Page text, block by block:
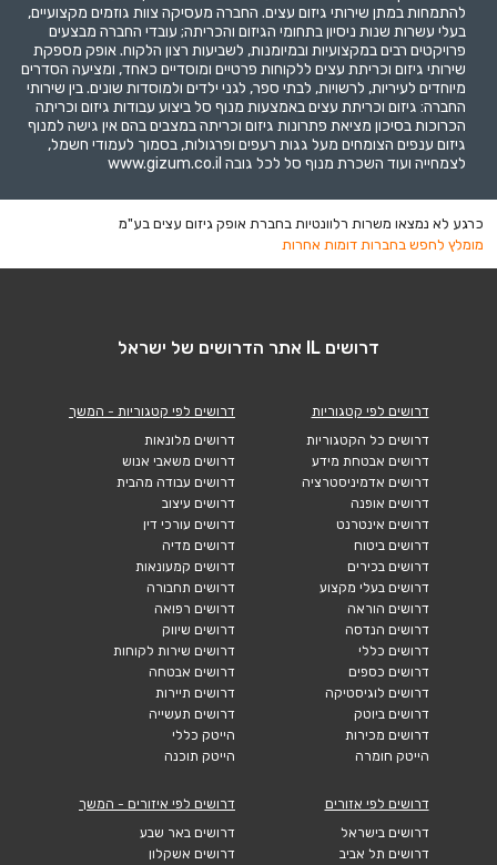
להתמחות במתן שירותי גיזום עצים. החברה מעסיקה צוות גוזמים מקצועיים,
בעלי עשרות שנות ניסיון בתחומי הגיזום והכריתה; עובדי החברה מבצעים
פרויקטים רבים במקצועיות ובמיומנות, לשביעות רצון הלקוח. אופק מספקת
שירותי גיזום וכריתת עצים ללקוחות פרטיים ומוסדיים כאחד, ומציעה הסדרים
מיוחדים לעיריות, לרשויות, לבתי ספר, לגני ילדים ולמוסדות שונים. בין שירותי
החברה: גיזום וכריתת עצים באמצעות מנוף סל ביצוע עבודות גיזום וכריתה
הכרוכות בסיכון מציאת פתרונות גיזום וכריתה במצבים בהם אין גישה למנוף
גיזום ענפים הצומחים מעל גגות רעפים ופרגולות, בסמוך לעמודי חשמל,
לצמחייה ועוד השכרת מנוף סל לכל גובה www.gizum.co.il
כרגע לא נמצאו משרות רלוונטיות בחברת אופק גיזום עצים בע"מ
מומלץ לחפש בחברות דומות אחרות
דרושים IL אתר הדרושים של ישראל
דרושים לפי קטגוריות
דרושים כל הקטגוריות
דרושים אבטחת מידע
דרושים אדמיניסטרציה
דרושים אופנה
דרושים אינטרנט
דרושים ביטוח
דרושים בכירים
דרושים בעלי מקצוע
דרושים הוראה
דרושים הנדסה
דרושים כללי
דרושים כספים
דרושים לוגיסטיקה
דרושים ביוטק
דרושים מכירות
הייטק חומרה
דרושים לפי קטגוריות - המשך
דרושים מלונאות
דרושים משאבי אנוש
דרושים עבודה מהבית
דרושים עיצוב
דרושים עורכי דין
דרושים מדיה
דרושים קמעונאות
דרושים תחבורה
דרושים רפואה
דרושים שיווק
דרושים שירות לקוחות
דרושים אבטחה
דרושים תיירות
דרושים תעשייה
הייטק כללי
הייטק תוכנה
דרושים לפי אזורים
דרושים בישראל
דרושים תל אביב
דרושים לפי איזורים - המשך
דרושים באר שבע
דרושים אשקלון